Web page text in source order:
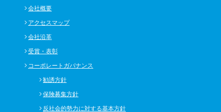
会社概要
アクセスマップ
会社沿革
受賞・表彰
コーポレートガバナンス
勧誘方針
保険募集方針
反社会的勢力に対する基本方針